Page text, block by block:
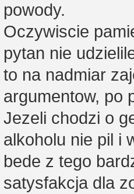
powody.
Oczywiscie
pytan nie
to na nadmiar
argumentow, po
Jezeli chodzi o
alkoholu nie pil i
bede z tego
satysfakcja dla